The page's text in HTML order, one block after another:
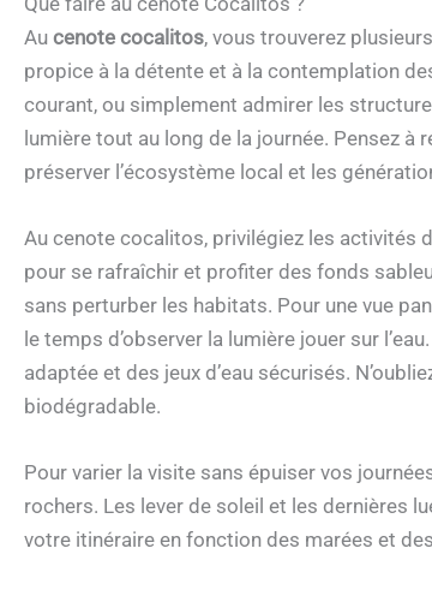
Au cenote cocalitos, vous trouverez
propice à la détente et à la contemplation
courant, ou simplement admirer les
lumière tout au long de la journée. Pensez à
préserver l’écosystème local et les
Au cenote cocalitos, privilégiez les activités
pour se rafraîchir et profiter des fonds
sans perturber les habitats. Pour une vue
le temps d’observer la lumière jouer sur
adaptée et des jeux d’eau sécurisés.
biodégradable.
Pour varier la visite sans épuiser vos
rochers. Les lever de soleil et les dernières
votre itinéraire en fonction des marées et